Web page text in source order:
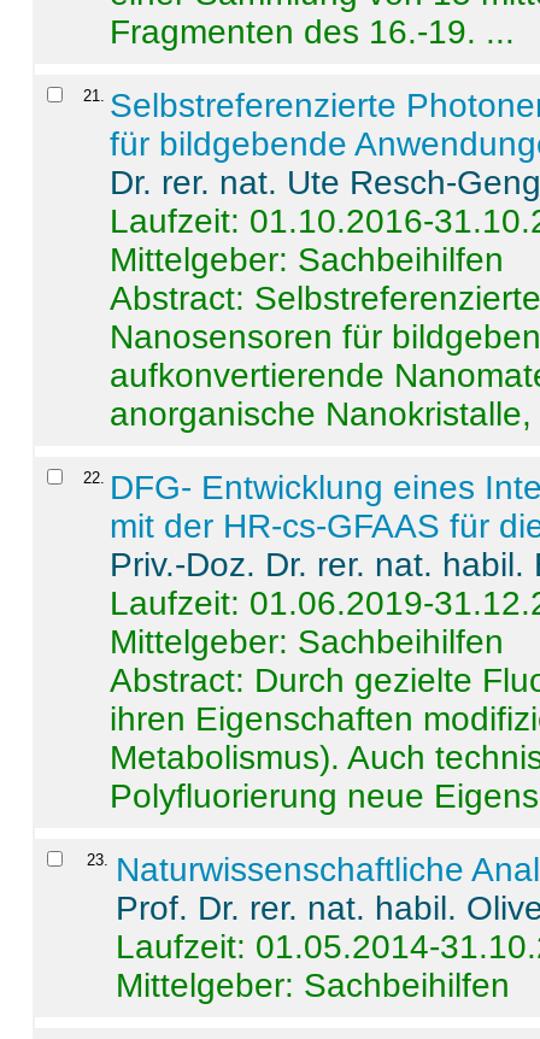
Fragmenten des 16.-19. ...
21
Selbstreferenzierte
für bildgebende
Dr. rer. nat. Ute Resch-
Laufzeit: 01.10.2016-
Mittelgeber: Sachbeihilfen
Abstract:
Nanosensoren für
aufkonvertierende
anorganische
22
DFG- Entwicklung eines
mit der HR-cs-GFAAS für
Priv.-Doz. Dr. rer. nat.
Laufzeit: 01.06.2019-
Mittelgeber: Sachbeihilfen
Abstract: Durch gezielte
ihren Eigenschaften
Metabolismus). Auch
Polyfluorierung neue
23. Naturwissenschaftliche
Prof. Dr. rer. nat. habil.
Laufzeit: 01.05.2014-
Mittelgeber: Sachbeihilfen